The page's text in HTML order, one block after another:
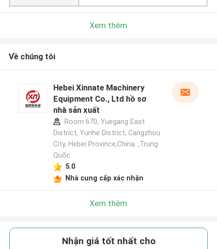
Xem thêm
Về chúng tôi
Hebei Xinnate Machinery
Equipment Co., Ltd hồ sơ
nhà sản xuất
Room 670, Yuegang East
District, Yunhe District, Cangzhou
City, Hebei Province,China. ,Trung
Quốc
5.0
Nhà cung cấp xác nhận
Xem thêm
Nhận giá tốt nhất cho